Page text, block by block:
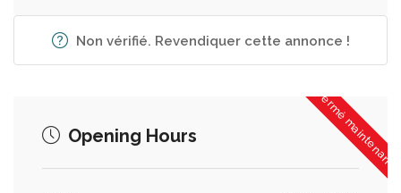
Non vérifié. Revendiquer cette annonce !
Fermé maintenant
Opening Hours